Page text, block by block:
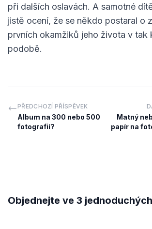
při dalších oslavách. A samotné
jistě ocení, že se někdo postaral o
prvních okamžiků jeho života v tak
podobě.
PŘEDCHOZÍ PŘÍSPĚVEK
Album na 300 nebo 500
fotografií?
Matný
papír na
Objednejte ve 3